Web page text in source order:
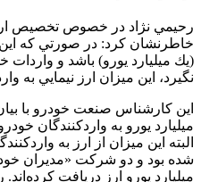
رحيمي نژاد در خصوص تخصيص
خاطرنشان كرد: در صورتي كه اين
(يك ميليارد يورو) باشد و
نگيرد، اين ميزان ارز نيمايي به
ميليارد يورو به واردكنندگان
البته اين ميزان از ارز به
ميليارد يورو ارز دريافت